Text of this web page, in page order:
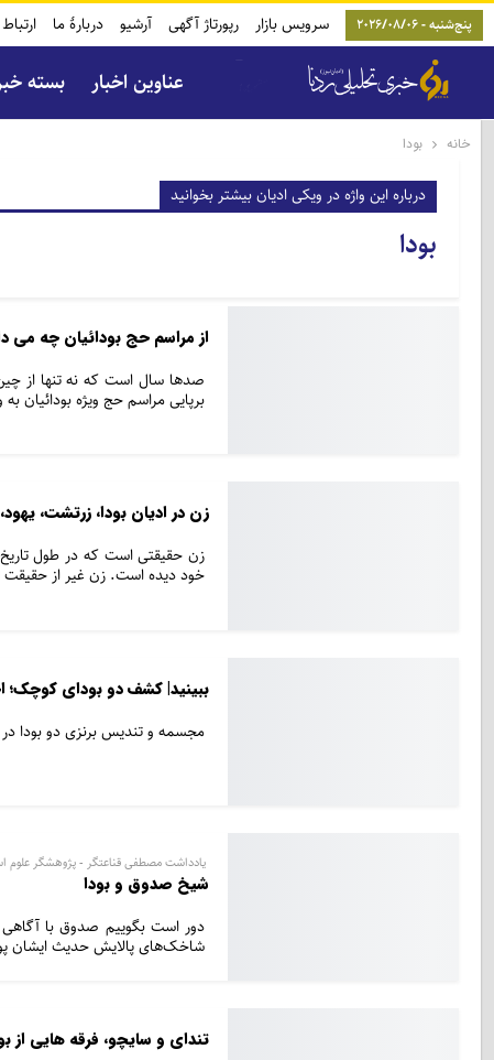
پنج‌شنبه - 2026/08/06 سرویس بازار رپورتاژ آگهی آرشیو دربارۀ ما
عناوین اخبار بسته
خانه بودا
درباره این واژه در ویکی ادیان بیشتر بخوانید
بودا
از مراسم حج بودائیان چه می
صدها سال است که نه تنها از
برپایی مراسم حج ویژه بودائیان
زن در ادیان بودا، زرتشت،
زن حقیقتی است که در طول
خود دیده است. زن غیر از حقیقت
ببینید| کشف دو بودای کوچک؛
مجسمه و تندیس برنزی دو
یادداشت مصطفی قناعتگر - پژوهشگر علوم
شیخ‌ صدوق و بودا
دور است بگوییم صدوق با آگاهی
شاخک‌های پالایش حدیث ایشان
تندای و سایچو، فرقه هایی از